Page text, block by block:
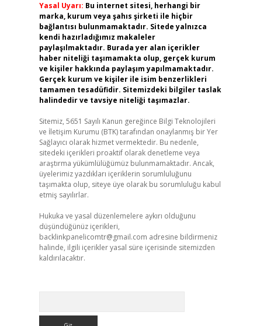
Yasal Uyarı: Bu internet sitesi, herhangi bir
marka, kurum veya şahıs şirketi ile hiçbir
bağlantısı bulunmamaktadır. Sitede yalnızca
kendi hazırladığımız makaleler
paylaşılmaktadır. Burada yer alan içerikler
haber niteliği taşımamakta olup, gerçek kurum
ve kişiler hakkında paylaşım yapılmamaktadır.
Gerçek kurum ve kişiler ile isim benzerlikleri
tamamen tesadüfidir. Sitemizdeki bilgiler taslak
halindedir ve tavsiye niteliği taşımazlar.
Sitemiz, 5651 Sayılı Kanun gereğince Bilgi Teknolojileri
ve İletişim Kurumu (BTK) tarafından onaylanmış bir Yer
Sağlayıcı olarak hizmet vermektedir. Bu nedenle,
sitedeki içerikleri proaktif olarak denetleme veya
araştırma yükümlülüğümüz bulunmamaktadır. Ancak,
üyelerimiz yazdıkları içeriklerin sorumluluğunu
taşımakta olup, siteye üye olarak bu sorumluluğu kabul
etmiş sayılırlar.
Hukuka ve yasal düzenlemelere aykırı olduğunu
düşündüğünüz içerikleri,
backlinkpanelicomtr@gmail.com adresine bildirmeniz
halinde, ilgili içerikler yasal süre içerisinde sitemizden
kaldırılacaktır.